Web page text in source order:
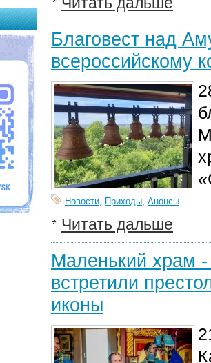
Благовест над
всероссийскому
Новости, Приходы, Анонсы
Читать дальше
Маленький храм
встретили
иконы